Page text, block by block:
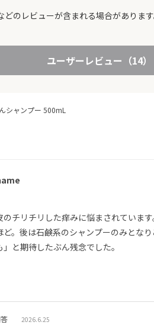
のレビューが含まれる場合があります
ユーザーレビュー （14）
表示：新しい順
シャンプー 500mL
のチリチリした痒みに悩まされていま
ど。後は石鹸系のシャンプーのみとな
と期待したぶん残念でした。
2026.6.25